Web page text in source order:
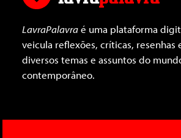
LavraPalavraé uma plataforma
veicula reflexões, críticas, resenhas
diversos temas e assuntos do
contemporâneo.